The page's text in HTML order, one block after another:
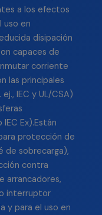
a los efectos
uso en
disipación
capaces de
corriente
las principales
IEC y UL/CSA)
Ex).Están
protección de
de sobrecarga),
contra
arrancadores,
interruptor
y para el uso en